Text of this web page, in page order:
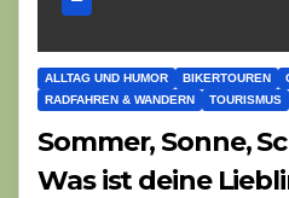
ALLTAG UND HUMOR BIKERTOUREN
RADFAHREN & WANDERN
TOURISMUS
Sommer, Sonne,
Was ist deine